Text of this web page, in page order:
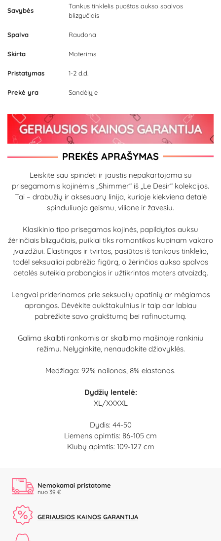
Savybės
Tankus tinklelis puoštas aukso spalvos
blizgučiais
Spalva Raudona
Skirta Moterims
Pristatymas 1-2 d.d.
Prekė yra Sandėlyje
PREKĖS APRAŠYMAS
Leiskite sau spindėti ir jaustis nepakartojama su
prisegamomis kojinėmis „Shimmer“ iš „Le Desir“ kolekcijos.
Tai – drabužių ir aksesuarų linija, kurioje kiekviena detalė
spinduliuoja geismu, vilione ir žavesiu.
Klasikinio tipo prisegamos kojinės, papildytos auksu
žėrinčiais blizgučiais, puikiai tiks romantikos kupinam vakaro
įvaizdžiui. Elastingos ir tvirtos, pasiūtos iš tankaus tinklelio,
todėl seksualiai pabrėžia figūrą, o žėrinčios aukso spalvos
detalės suteikia prabangios ir užtikrintos moters atvaizdą.
Lengvai priderinamos prie seksualių apatinių ar mėgiamos
aprangos. Dėvėkite aukštakulnius ir taip dar labiau
pabrėžkite savo grakštumą bei rafinuotumą.
Galima skalbti rankomis ar skalbimo mašinoje rankiniu
režimu. Nelyginkite, nenaudokite džiovyklės.
Medžiaga: 92% nailonas, 8% elastanas.
Dydžių lentelė:
XL/XXXXL
Dydis: 44-50
Liemens apimtis: 86-105 cm
Klubų apimtis: 109-127 cm
Nemokamai pristatome
nuo 39 €
GERIAUSIOS KAINOS GARANTIJA